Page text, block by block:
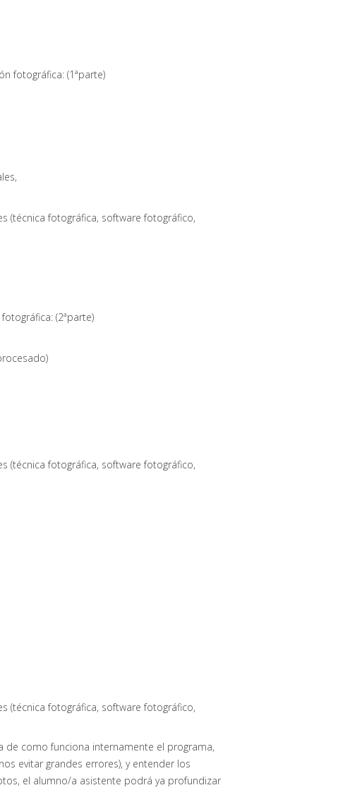
fotográfica: (1ªparte)
(técnica fotográfica, software fotográfico,
(2ªparte)
(técnica fotográfica, software fotográfico,
(técnica fotográfica, software fotográfico,
de como funciona internamente el programa,
evitar grandes errores), y entender los
el alumno/a asistente podrá ya profundizar